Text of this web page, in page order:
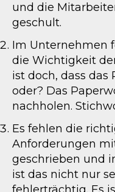
und die
geschult.
Im Unternehmen
die Wichtigkeit
ist doch, dass
oder? Das
nachholen.
Es fehlen die
Anforderungen
geschrieben und
ist das nicht nur